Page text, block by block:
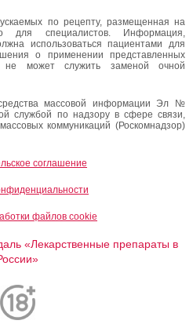
по рецепту, размещенная на
для специалистов. Информация,
использоваться пациентами для
о применении представленных
не может служить заменой очной
массовой информации Эл №
службой по надзору в сфере связи,
коммуникаций (Роскомнадзор)
соглашение
файлов cookie
«Лекарственные препараты в